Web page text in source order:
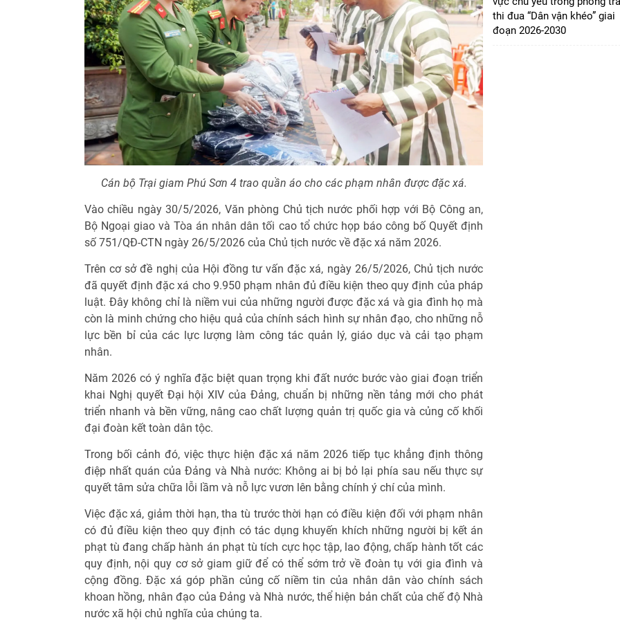
Cán bộ Trại giam Phú Sơn 4 trao quần áo cho các phạm nhân được đặc xá.
Vào chiều ngày 30/5/2026, Văn phòng Chủ tịch nước phối hợp với Bộ Công an,
Bộ Ngoại giao và Tòa án nhân dân tối cao tổ chức họp báo công bố Quyết định
số 751/QĐ-CTN ngày 26/5/2026 của Chủ tịch nước về đặc xá năm 2026.
Trên cơ sở đề nghị của Hội đồng tư vấn đặc xá, ngày 26/5/2026, Chủ tịch nước
đã quyết định đặc xá cho 9.950 phạm nhân đủ điều kiện theo quy định của pháp
luật. Đây không chỉ là niềm vui của những người được đặc xá và gia đình họ mà
còn là minh chứng cho hiệu quả của chính sách hình sự nhân đạo, cho những nỗ
lực bền bỉ của các lực lượng làm công tác quản lý, giáo dục và cải tạo phạm
nhân.
Năm 2026 có ý nghĩa đặc biệt quan trọng khi đất nước bước vào giai đoạn triển
khai Nghị quyết Đại hội XIV của Đảng, chuẩn bị những nền tảng mới cho phát
triển nhanh và bền vững, nâng cao chất lượng quản trị quốc gia và củng cố khối
đại đoàn kết toàn dân tộc.
Trong bối cảnh đó, việc thực hiện đặc xá năm 2026 tiếp tục khẳng định thông
điệp nhất quán của Đảng và Nhà nước: Không ai bị bỏ lại phía sau nếu thực sự
quyết tâm sửa chữa lỗi lầm và nỗ lực vươn lên bằng chính ý chí của mình.
Việc đặc xá, giảm thời hạn, tha tù trước thời hạn có điều kiện đối với phạm nhân
có đủ điều kiện theo quy định có tác dụng khuyến khích những người bị kết án
phạt tù đang chấp hành án phạt tù tích cực học tập, lao động, chấp hành tốt các
quy định, nội quy cơ sở giam giữ để có thể sớm trở về đoàn tụ với gia đình và
cộng đồng. Đặc xá góp phần củng cố niềm tin của nhân dân vào chính sách
khoan hồng, nhân đạo của Đảng và Nhà nước, thể hiện bản chất của chế độ Nhà
nước xã hội chủ nghĩa của chúng ta.
thi đua “Dân vận khéo” giai
đoạn 2026-2030